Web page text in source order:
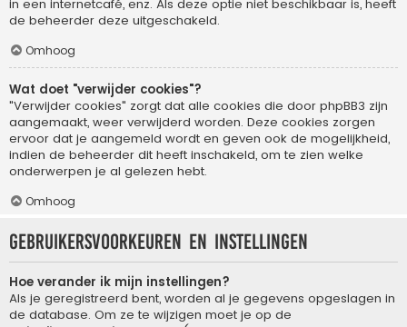
in een internetcafé, enz. Als deze optie niet beschikbaar is, heeft
de beheerder deze uitgeschakeld.
Omhoog
Wat doet "verwijder cookies"?
"Verwijder cookies" zorgt dat alle cookies die door phpBB3 zijn
aangemaakt, weer verwijderd worden. Deze cookies zorgen
ervoor dat je aangemeld wordt en geven ook de mogelijkheid,
indien de beheerder dit heeft inschakeld, om te zien welke
onderwerpen je al gelezen hebt.
Omhoog
Gebruikersvoorkeuren en instellingen
Hoe verander ik mijn instellingen?
Als je geregistreerd bent, worden al je gegevens opgeslagen in
de database. Om ze te wijzigen moet je op de